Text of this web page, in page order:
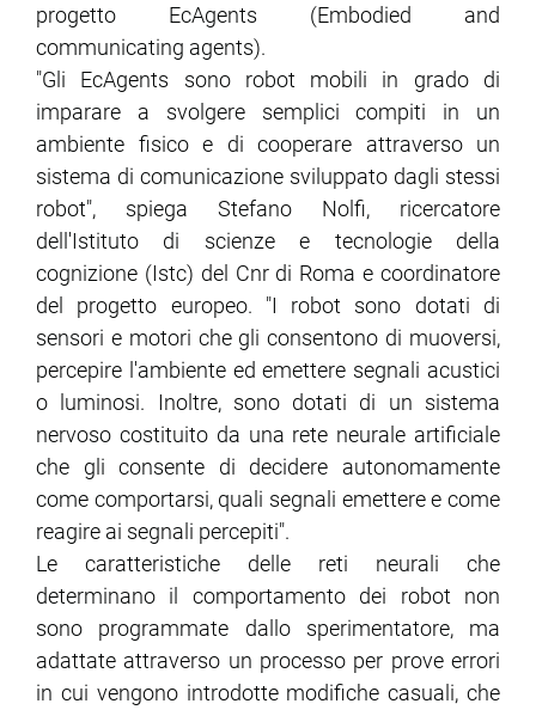
progetto EcAgents (Embodied and
communicating agents).
"Gli EcAgents sono robot mobili in grado di
imparare a svolgere semplici compiti in un
ambiente fisico e di cooperare attraverso un
sistema di comunicazione sviluppato dagli stessi
robot", spiega Stefano Nolfi, ricercatore
dell'Istituto di scienze e tecnologie della
cognizione (Istc) del Cnr di Roma e coordinatore
del progetto europeo. "I robot sono dotati di
sensori e motori che gli consentono di muoversi,
percepire l'ambiente ed emettere segnali acustici
o luminosi. Inoltre, sono dotati di un sistema
nervoso costituito da una rete neurale artificiale
che gli consente di decidere autonomamente
come comportarsi, quali segnali emettere e come
reagire ai segnali percepiti".
Le caratteristiche delle reti neurali che
determinano il comportamento dei robot non
sono programmate dallo sperimentatore, ma
adattate attraverso un processo per prove errori
in cui vengono introdotte modifiche casuali, che